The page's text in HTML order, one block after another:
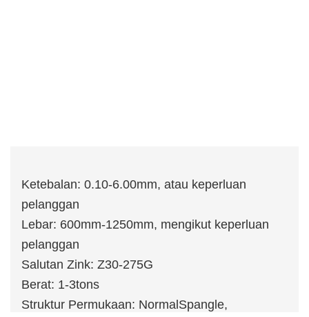
Ketebalan: 0.10-6.00mm, atau keperluan
pelanggan
Lebar: 600mm-1250mm, mengikut keperluan
pelanggan
Salutan Zink: Z30-275G
Berat: 1-3tons
Struktur Permukaan: Normal Spangle,